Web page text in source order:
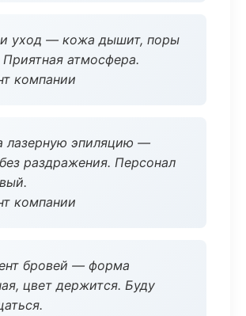
и уход — кожа дышит, поры
атмосфера.
компании
лазерную эпиляцию —
раздражения. Персонал
компании
бровей — форма
цвет держится. Буду